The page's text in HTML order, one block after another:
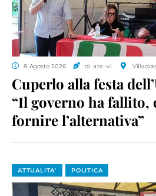
8 Agosto 2026 di a.te.-v.l.
Cuperlo alla festa
“Il governo ha fallito,
fornire l’alternativa”
ATTUALITA' POLITICA